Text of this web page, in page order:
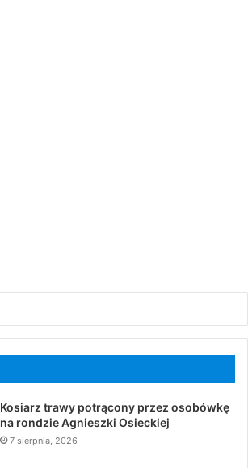
Kosiarz trawy potrącony przez osobówkę
na rondzie Agnieszki Osieckiej
7 sierpnia, 2026